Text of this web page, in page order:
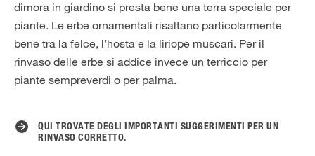
dimora in giardino si presta bene una terra speciale per
piante. Le erbe ornamentali risaltano particolarmente
bene tra la felce, l’hosta e la liriope muscari. Per il
rinvaso delle erbe si addice invece un terriccio per
piante sempreverdi o per palma.
QUI TROVATE DEGLI IMPORTANTI SUGGERIMENTI PER UN
RINVASO CORRETTO.